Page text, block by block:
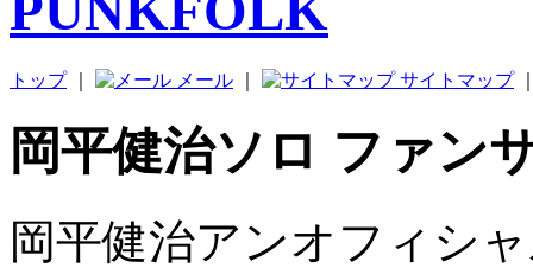
トップ｜ メール サイトマップ
岡平健治ソロ ファン
岡平健治アンオフィシ